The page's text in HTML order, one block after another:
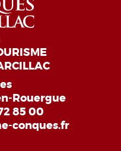
Rouergue
85 00
conques.fr